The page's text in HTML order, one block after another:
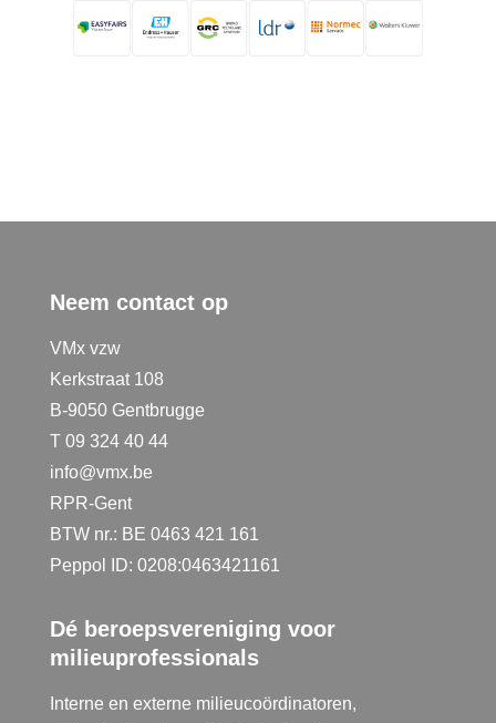
Neem contact op
VMx vzw
Kerkstraat 108
B-9050 Gentbrugge
T 09 324 40 44
info@vmx.be
RPR-Gent
BTW nr.: BE 0463 421 161
Peppol ID: 0208:0463421161
Dé beroepsvereniging voor
milieuprofessionals
Interne en externe milieucoördinatoren,